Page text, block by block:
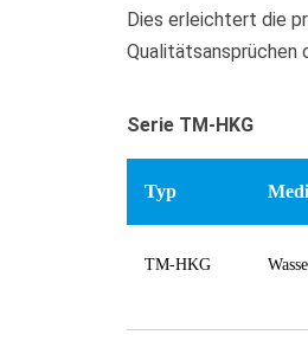
Dies erleichtert die
Qualitätsansprüchen
Serie TM-HKG
Typ
TM-HKG